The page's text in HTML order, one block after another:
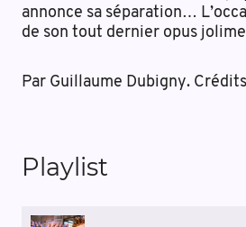
annonce sa séparation…
de son tout dernier opus
Par Guillaume Dubigny.
Playlist